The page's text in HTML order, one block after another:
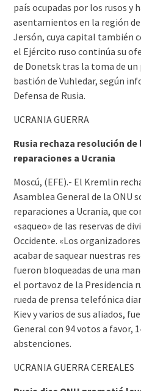
país ocupadas por los rusos y
asentamientos en la región
Jersón, cuya capital también
el Ejército ruso continúa su
de Donetsk tras la toma de un
bastión de Vuhledar, según
Defensa de Rusia.
UCRANIA GUERRA
Rusia rechaza resolución de
reparaciones a Ucrania
Moscú, (EFE).- El Kremlin
Asamblea General de la ONU
reparaciones a Ucrania, que
«saqueo» de las reservas de
Occidente. «Los
acabar de saquear nuestras
fueron bloqueadas de una
el portavoz de la Presidencia
rueda de prensa telefónica
Kiev y varios de sus aliados,
General con 94 votos a favor,
abstenciones.
UCRANIA GUERRA CEREALES